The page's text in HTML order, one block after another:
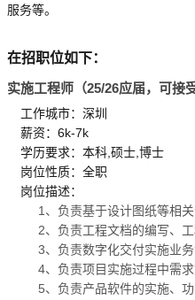
服务等。
在招职位如下：
实施工程师（25/26应届，可接
工作城市：深圳
薪资：6k-7k
学历要求：本科,硕士,博士
岗位性质：全职
岗位描述：
1、负责基于设计图纸等相
2、负责工程文档的编写、
3、负责数字化交付实施业
4、负责项目实施过程中需
5、负责产品软件的实施、